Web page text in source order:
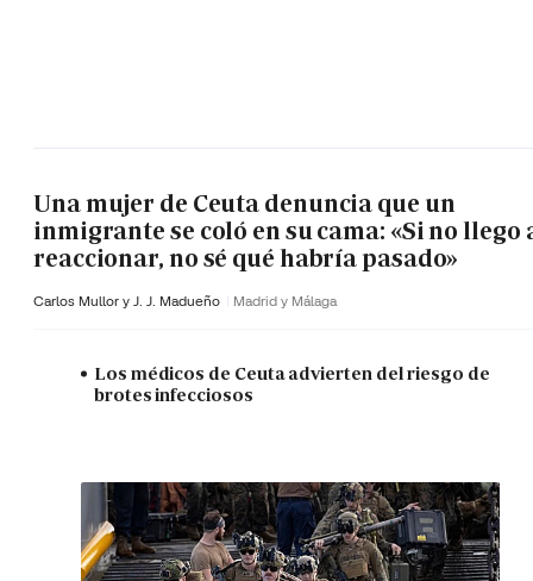
Una mujer de Ceuta denuncia que un
inmigrante se coló en su cama: «Si no llego
reaccionar, no sé qué habría pasado»
Carlos Mullor y J. J. Madueño Madrid y Málaga
Los médicos de Ceuta advierten del riesgo de
brotes infecciosos